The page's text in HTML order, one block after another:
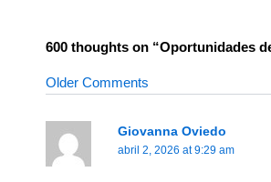
600 thoughts on “Oportunidades
Older Comments
Giovanna Oviedo
abril 2, 2026 at 9:29 am